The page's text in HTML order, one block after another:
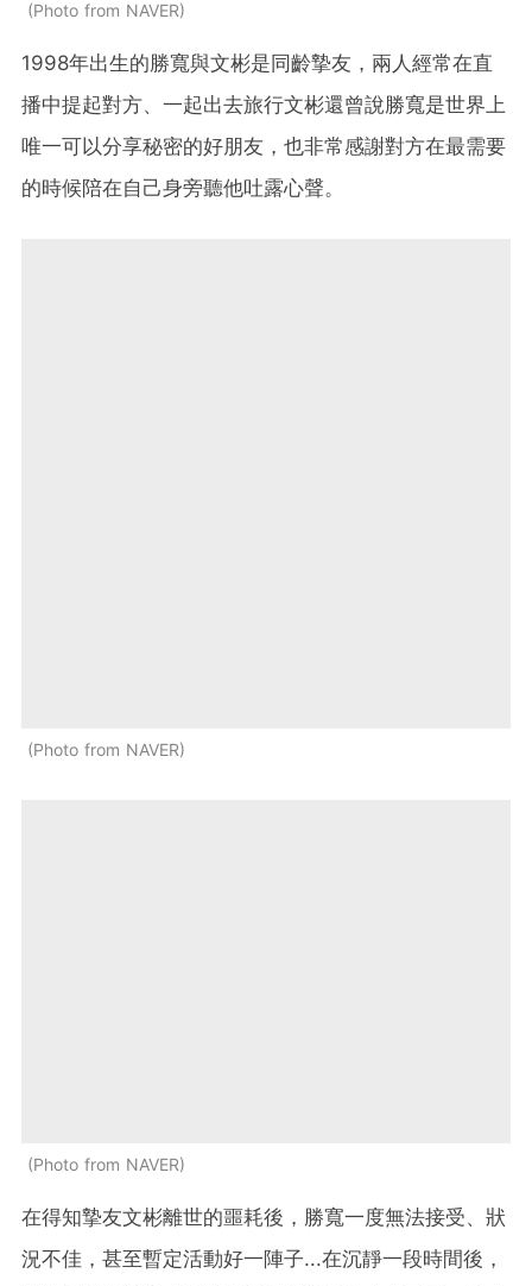
Photo from NAVER
1998年出生的勝寬與文彬是同齡摯友，兩人經常在直
播中提起對方、一起出去旅行文彬還曾說勝寬是世界上
唯一可以分享秘密的好朋友，也非常感謝對方在最需要
的時候陪在自己身旁聽他吐露心聲。
Photo from NAVER
Photo from NAVER
在得知摯友文彬離世的噩耗後，勝寬一度無法接受、狀
況不佳，甚至暫定活動好一陣子...在沉靜一段時間後，